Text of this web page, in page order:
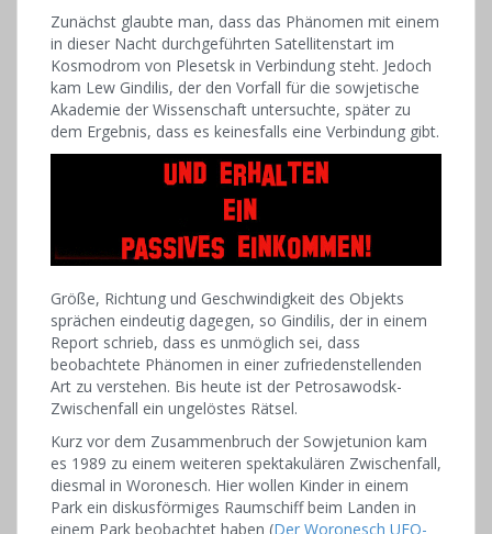
Zunächst glaubte man, dass das Phänomen mit einem
in dieser Nacht durchgeführten Satellitenstart im
Kosmodrom von Plesetsk in Verbindung steht. Jedoch
kam Lew Gindilis, der den Vorfall für die sowjetische
Akademie der Wissenschaft untersuchte, später zu
dem Ergebnis, dass es keinesfalls eine Verbindung gibt.
Größe, Richtung und Geschwindigkeit des Objekts
sprächen eindeutig dagegen, so Gindilis, der in einem
Report schrieb, dass es unmöglich sei, dass
beobachtete Phänomen in einer zufriedenstellenden
Art zu verstehen. Bis heute ist der Petrosawodsk-
Zwischenfall ein ungelöstes Rätsel.
Kurz vor dem Zusammenbruch der Sowjetunion kam
es 1989 zu einem weiteren spektakulären Zwischenfall,
diesmal in Woronesch. Hier wollen Kinder in einem
Park ein diskusförmiges Raumschiff beim Landen in
einem Park beobachtet haben (Der Woronesch UFO-